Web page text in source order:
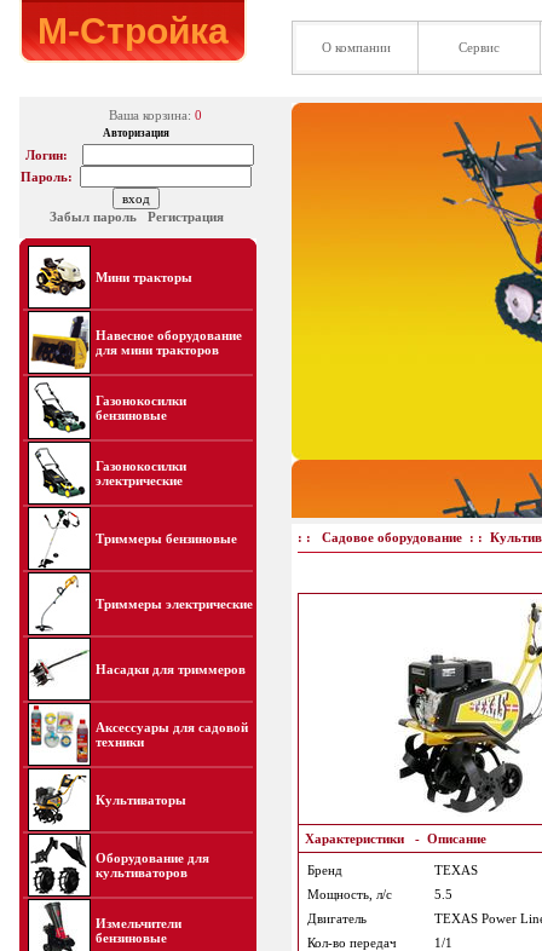
М-Стройка О компании Сервис
Ваша корзина: 0
Авторизация
Логин:
Пароль:
Забыл пароль Регистрация
Мини тракторы
Навесное оборудование
для мини тракторов
Газонокосилки
бензиновые
Газонокосилки
электрические
Триммеры бензиновые
Триммеры электрические
Насадки для триммеров
Аксессуары для садовой
техники
Культиваторы
Оборудование для
культиваторов
Измельчители
бензиновые
: : Садовое оборудование: :
Характеристики- Описание
Бренд
TEXAS
Мощность, л/с
5.5
Двигатель
TEXAS Power
Кол-во передач
1/1